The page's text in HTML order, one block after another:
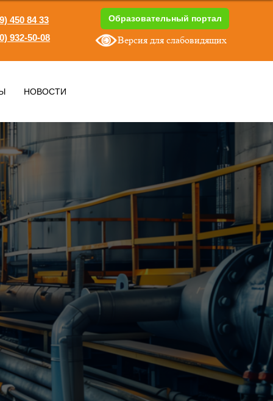
Образовательный портал
932-50-08
450 84 33
Версия для слабовидящих
НОВОСТИ